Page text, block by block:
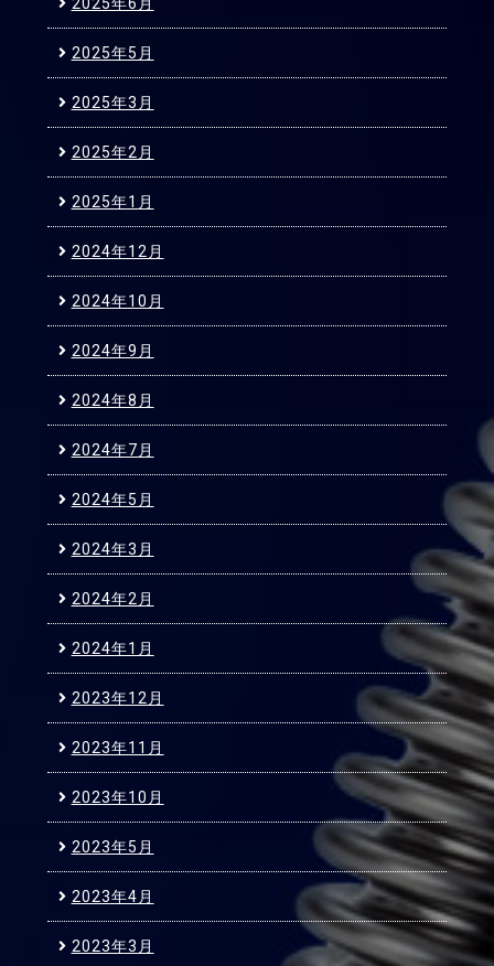
2025年5月
2025年3月
2025年2月
2025年1月
2024年12月
2024年10月
2024年9月
2024年8月
2024年7月
2024年5月
2024年3月
2024年2月
2024年1月
2023年12月
2023年11月
2023年10月
2023年5月
2023年4月
2023年3月